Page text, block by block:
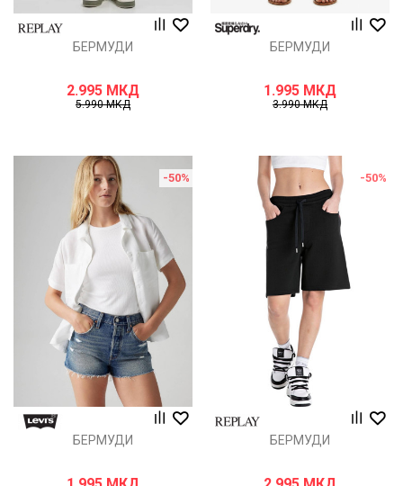
БЕРМУДИ
2.995 МКД
5.990МКД
БЕРМУДИ
1.995 МКД
3.990МКД
-50%
БЕРМУДИ
-50%
БЕРМУДИ